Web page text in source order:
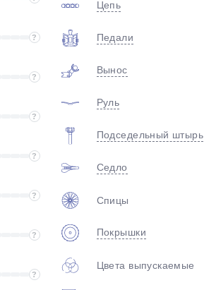
?
?
?
?
?
?
?
Цепь
Педали
Вынос
Руль
Подседельный штырь
Седло
Спицы
Покрышки
Цвета выпускаемые